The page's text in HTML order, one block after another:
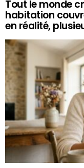
Tout le monde
habitation
en réalité,